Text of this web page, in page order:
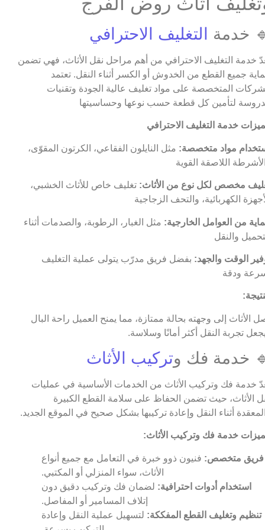
خدمة التغليف الاحترافي
خدمة التغليف الاحترافي من أهم مراحل نقل الأثاث، فهي تضمن
جميع القطع من الخدوش أو الكسر أثناء النقل. تعتمد
المتخصصة على مواد تغليف عالية الجودة وتقنيات
لتأمين كل قطعة حسب نوعها وحساسيتها
خدمة التغليف الاحترافي
مواد متخصصة: مثل النايلون الفقاعي، الكرتون المقوّى،
اللاصقة القوية
مخصص لكل نوع من الأثاث: تغليف خاص للأثاث الخشبي،
الكهربائية، والتحف الزجاجية
من العوامل الخارجية: مثل الغبار، الرطوبة، والصدمات أثناء
والنقل
الوقت والجهد: بفضل فريق مدرّب يتولى عملية التغليف
ودقة
الأثاث إلى وجهته بحالة ممتازة، مما يمنح العميل راحة البال
تجربة النقل أكثر أمانًا وسلاسة.
خدمة فك وتركيب الأثاث
خدمة فك وتركيب الأثاث من الخدمات الأساسية في عمليات
الأثاث، حيث تضمن الحفاظ على سلامة القطع الكبيرة
أثناء النقل وإعادة تركيبها بشكل صحيح في الموقع الجديد.
خدمة فك وتركيب الأثاث:
فريق متخصص: فنيون ذوو خبرة في التعامل مع جميع أنواع
الأثاث، سواء المنزلي أو المكتبي.
استخدام أدوات احترافية: لضمان فك وتركيب دقيق دون
إتلاف المسامير أو المفاصل.
تنظيم وتغليف القطع المفككة: لتسهيل عملية النقل وإعادة